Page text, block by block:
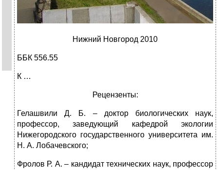
Нижний Новгород 2010
ББК 556.55
К …
Рецензенты:
Гелашвили Д. Б. – доктор биологических наук,
профессор, заведующий кафедрой экологии
Нижегородского государственного университета им.
Н. А. Лобачевского;
Фролов Р. А. – кандидат технических наук, профессор